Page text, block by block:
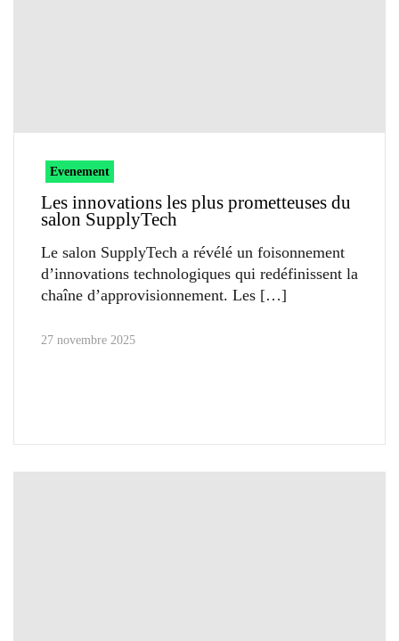
Evenement
Les innovations les plus prometteuses du
salon SupplyTech
Le salon SupplyTech a révélé un foisonnement
d’innovations technologiques qui redéfinissent la
chaîne d’approvisionnement. Les
27 novembre 2025